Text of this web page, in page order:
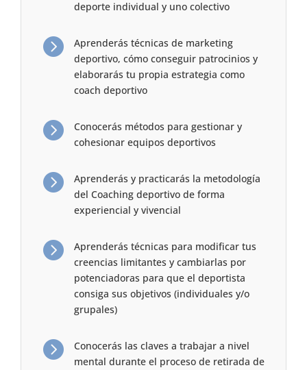
deporte individual y uno colectivo

Aprenderás técnicas de marketing
deportivo, cómo conseguir patrocinios y
elaborarás tu propia estrategia como
coach deportivo

Conocerás métodos para gestionar y
cohesionar equipos deportivos

Aprenderás y practicarás la metodología
del Coaching deportivo de forma
experiencial y vivencial

Aprenderás técnicas para modificar tus
creencias limitantes y cambiarlas por
potenciadoras para que el deportista
consiga sus objetivos (individuales y/o
grupales)

Conocerás las claves a trabajar a nivel
mental durante el proceso de retirada de